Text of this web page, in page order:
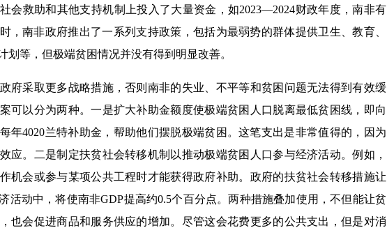
会救助和其他支持机制上投入了大量资金，如2023—2024财政年度，南非有
，南非政府推出了一系列支持政策，包括为最弱势的群体提供卫生、教育、
划等，但极端贫困情况并没有得到明显改善。
采取更多战略措施，否则南非的失业、不平等和贫困问题无法得到有效缓
可以分为两种。一是扩大补助金额度使极端贫困人口脱离最低贫困线，即向
年4020兰特补助金，帮助他们摆脱极端贫困。这笔支出是非常值得的，因为
应。二是制定扶贫社会转移机制以推动极端贫困人口参与经济活动。例如，
机会或参与某项公共工程时才能获得政府补助。政府的扶贫社会转移措施让
活动中，将使南非GDP提高约0.5个百分点。两种措施叠加使用，不但能让贫
也会促进商品和服务供应的增加。尽管这会花费更多的公共支出，但是对消